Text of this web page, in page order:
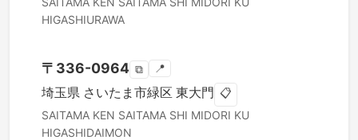
HIGASHIURAWA
〒 336-0964 ⧉ 📍
埼玉県 さいたま市緑区 東大門 📋
SAITAMA KEN SAITAMA SHI MIDORI KU
HIGASHIDAIMON